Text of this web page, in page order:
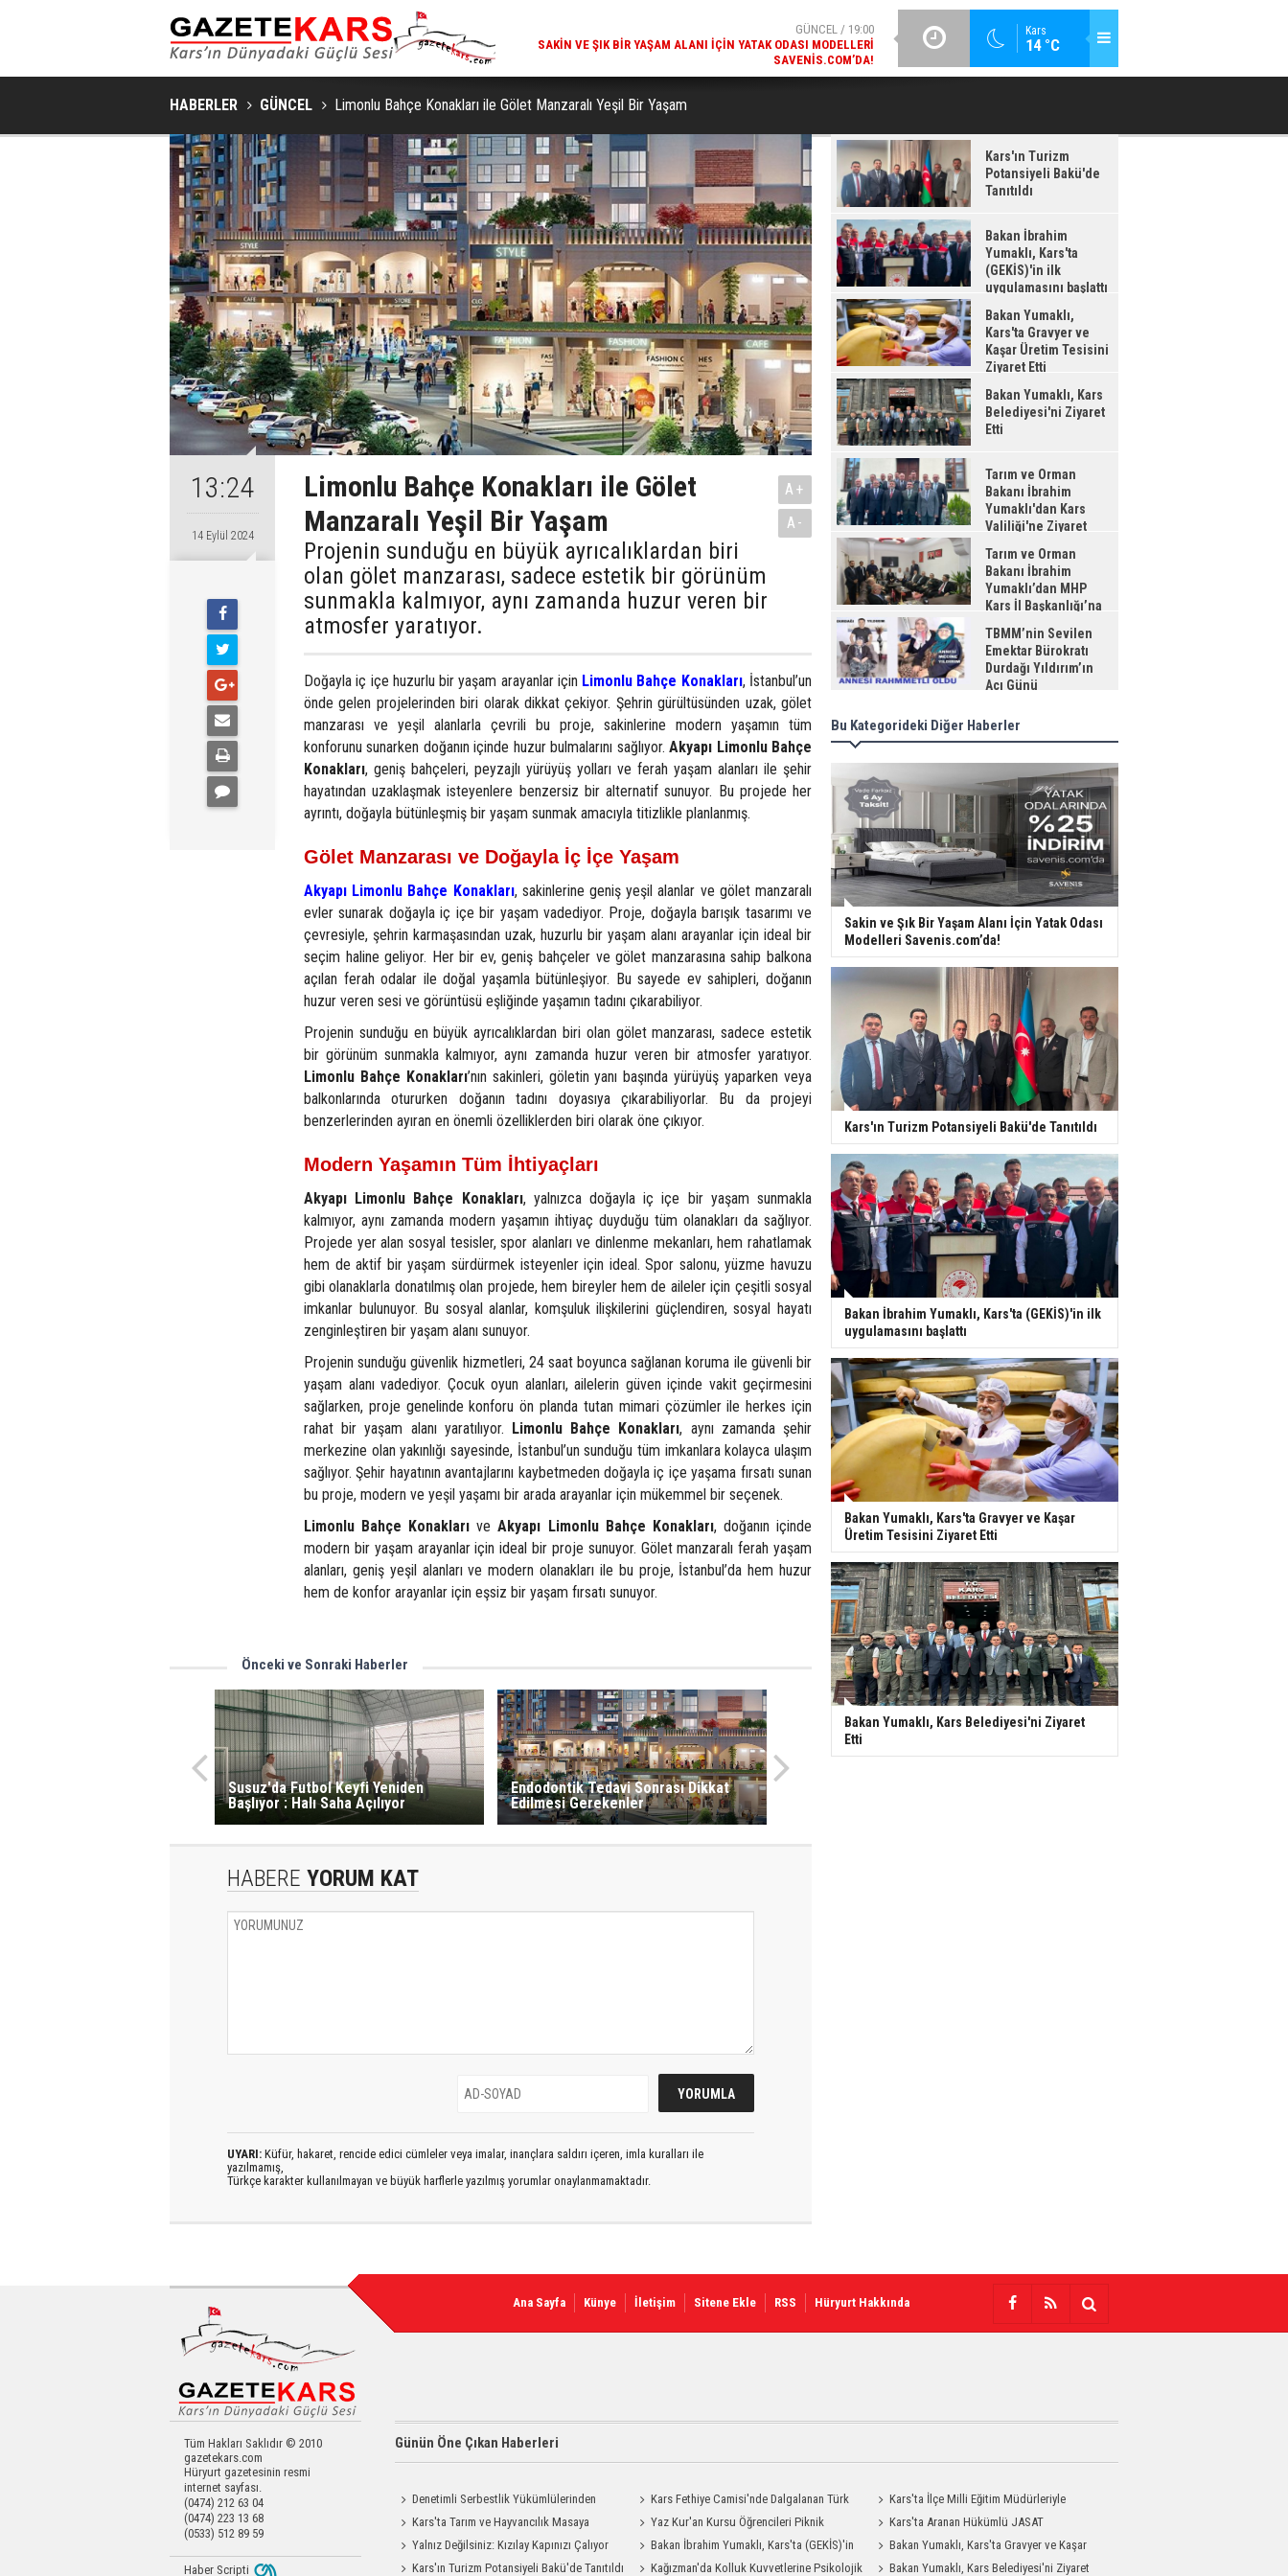
Kars
14 °C
GÜNCEL / 18:38
KARS'IN TURIZM POTANSIYELI BAKÜ'DE TANITILDI
BAKAN İBRAHIM YUMAKLI, KARS'TA (GEKİS)'IN ILK
HABERLER GÜNCEL Limonlu Bahçe Konakları ile Gölet Manzaralı Yeşil Bir Yaşam
13:24
14 Eylül 2024
Limonlu Bahçe Konakları ile Gölet
Manzaralı Yeşil Bir Yaşam
Projenin sunduğu en büyük ayrıcalıklardan biri
olan gölet manzarası, sadece estetik bir görünüm
sunmakla kalmıyor, aynı zamanda huzur veren bir
atmosfer yaratıyor.
A+
A-
Doğayla iç içe huzurlu bir yaşam arayanlar için Limonlu Bahçe Konakları, İstanbul’un
önde gelen projelerinden biri olarak dikkat çekiyor. Şehrin gürültüsünden uzak, gölet
manzarası ve yeşil alanlarla çevrili bu proje, sakinlerine modern yaşamın tüm
konforunu sunarken doğanın içinde huzur bulmalarını sağlıyor.Akyapı Limonlu Bahçe
Konakları, geniş bahçeleri, peyzajlı yürüyüş yolları ve ferah yaşam alanları ile şehir
hayatından uzaklaşmak isteyenlere benzersiz bir alternatif sunuyor. Bu projede her
ayrıntı, doğayla bütünleşmiş bir yaşam sunmak amacıyla titizlikle planlanmış.
Gölet Manzarası ve Doğayla İç İçe Yaşam
Akyapı Limonlu Bahçe Konakları, sakinlerine geniş yeşil alanlar ve gölet manzaralı
evler sunarak doğayla iç içe bir yaşam vadediyor. Proje, doğayla barışık tasarımı ve
çevresiyle, şehrin karmaşasından uzak, huzurlu bir yaşam alanı arayanlar için ideal bir
seçim haline geliyor. Her bir ev, geniş bahçeler ve gölet manzarasına sahip balkona
açılan ferah odalar ile doğal yaşamla bütünleşiyor. Bu sayede ev sahipleri, doğanın
huzur veren sesi ve görüntüsü eşliğinde yaşamın tadını çıkarabiliyor.
Projenin sunduğu en büyük ayrıcalıklardan biri olan gölet manzarası, sadece estetik
bir görünüm sunmakla kalmıyor, aynı zamanda huzur veren bir atmosfer yaratıyor.
Limonlu Bahçe Konakları’nın sakinleri, göletin yanı başında yürüyüş yaparken veya
balkonlarında otururken doğanın tadını doyasıya çıkarabiliyorlar. Bu da projeyi
benzerlerinden ayıran en önemli özelliklerden biri olarak öne çıkıyor.
Modern Yaşamın Tüm İhtiyaçları
Akyapı Limonlu Bahçe Konakları, yalnızca doğayla iç içe bir yaşam sunmakla
kalmıyor, aynı zamanda modern yaşamın ihtiyaç duyduğu tüm olanakları da sağlıyor.
Projede yer alan sosyal tesisler, spor alanları ve dinlenme mekanları, hem rahatlamak
hem de aktif bir yaşam sürdürmek isteyenler için ideal. Spor salonu, yüzme havuzu
gibi olanaklarla donatılmış olan projede, hem bireyler hem de aileler için çeşitli sosyal
imkanlar bulunuyor. Bu sosyal alanlar, komşuluk ilişkilerini güçlendiren, sosyal hayatı
zenginleştiren bir yaşam alanı sunuyor.
Projenin sunduğu güvenlik hizmetleri, 24 saat boyunca sağlanan koruma ile güvenli bir
yaşam alanı vadediyor. Çocuk oyun alanları, ailelerin güven içinde vakit geçirmesini
sağlarken, proje genelinde konforu ön planda tutan mimari çözümler ile herkes için
rahat bir yaşam alanı yaratılıyor. Limonlu Bahçe Konakları, aynı zamanda şehir
merkezine olan yakınlığı sayesinde, İstanbul’un sunduğu tüm imkanlara kolayca ulaşım
sağlıyor. Şehir hayatının avantajlarını kaybetmeden doğayla iç içe yaşama fırsatı sunan
bu proje, modern ve yeşil yaşamı bir arada arayanlar için mükemmel bir seçenek.
Limonlu Bahçe Konakları veAkyapı Limonlu Bahçe Konakları, doğanın içinde
modern bir yaşam arayanlar için ideal bir proje sunuyor. Gölet manzaralı ferah yaşam
alanları, geniş yeşil alanları ve modern olanakları ile bu proje, İstanbul’da hem huzur
hem de konfor arayanlar için eşsiz bir yaşam fırsatı sunuyor.
Önceki ve Sonraki Haberler
Susuz'da Futbol Keyfi Yeniden
Başlıyor : Halı Saha Açılıyor
Endodontik Tedavi Sonrası Dikkat
Edilmesi Gerekenler
HABERE YORUM KAT
UYARI: Küfür, hakaret, rencide edici cümleler veya imalar, inançlara saldırı içeren, imla kuralları ile
yazılmamış,
Türkçe karakter kullanılmayan ve büyük harflerle yazılmış yorumlar onaylanmamaktadır.
Kars'ın Turizm
Potansiyeli Bakü'de
Tanıtıldı
Bakan İbrahim
Yumaklı, Kars'ta
(GEKİS)'in ilk
uygulamasını başlattı
Bakan Yumaklı,
Kars'ta Gravyer ve
Kaşar Üretim Tesisini
Ziyaret Etti
Bakan Yumaklı, Kars
Belediyesi'ni Ziyaret
Etti
Tarım ve Orman
Bakanı İbrahim
Yumaklı'dan Kars
Valiliği'ne Ziyaret
Tarım ve Orman
Bakanı İbrahim
Yumaklı’dan MHP
Kars İl Başkanlığı’na
Ziyaret
TBMM’nin Sevilen
Emektar Bürokratı
Durdağı Yıldırım’ın
Acı Günü
Bu Kategorideki Diğer Haberler
Sakin ve Şık Bir Yaşam Alanı İçin Yatak Odası
Modelleri Savenis.com’da!
Kars'ın Turizm Potansiyeli Bakü'de Tanıtıldı
Bakan İbrahim Yumaklı, Kars'ta (GEKİS)'in ilk
uygulamasını başlattı
Bakan Yumaklı, Kars'ta Gravyer ve Kaşar
Üretim Tesisini Ziyaret Etti
Bakan Yumaklı, Kars Belediyesi'ni Ziyaret
Etti
Ana Sayfa Künye İletişim Sitene Ekle RSS Hüryurt Hakkında
Tüm Hakları Saklıdır © 2010
gazetekars.com
Hüryurt gazetesinin resmi
internet sayfası.
(0474) 212 63 04
(0474) 223 13 68
(0533) 512 89 59
Günün Öne Çıkan Haberleri
Denetimli Serbestlik Yükümlülerinden
Okula Temizlik Desteği
Kars Fethiye Camisi'nde Dalgalanan Türk
Bayrağı Görenlerin Beğenisini Topladı
Kars'ta İlçe Milli Eğitim Müdürleriyle
Değerlendirme Toplantısı
Kars'ta Tarım ve Hayvancılık Masaya
Yatırıldı
Yaz Kur'an Kursu Öğrencileri Piknik
Coşkusu Yaşadı
Kars'ta Aranan Hükümlü JASAT
Operasyonuyla Yakalandı
Yalnız Değilsiniz: Kızılay Kapınızı Çalıyor
Bakan İbrahim Yumaklı, Kars'ta (GEKİS)'in
ilk uygulamasını başlattı
Bakan Yumaklı, Kars'ta Gravyer ve Kaşar
Üretim Tesisini Ziyaret Etti
Kars'ın Turizm Potansiyeli Bakü'de Tanıtıldı Kağızman'da Kolluk Kuvvetlerine Psikolojik Bakan Yumaklı, Kars Belediyesi'ni Ziyaret
Haber Scripti